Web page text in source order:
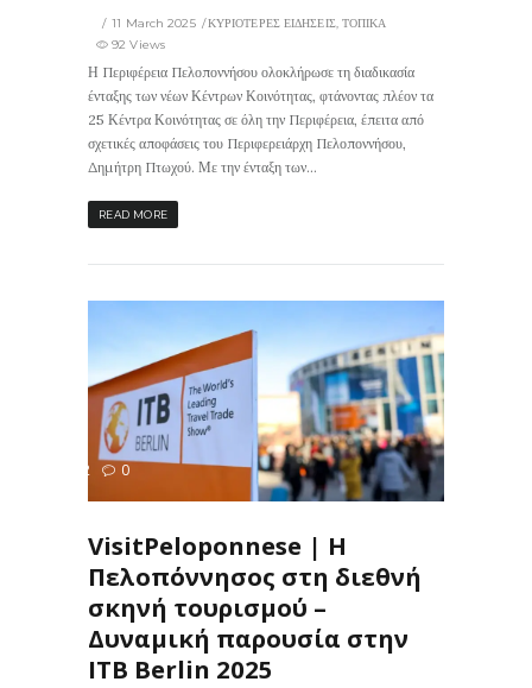
11 March 2025 ΚΥΡΙΟΤΕΡΕΣ ΕΙΔΗΣΕΙΣ, ΤΟΠΙΚΑ
92 Views
Η Περιφέρεια Πελοποννήσου ολοκλήρωσε τη διαδικασία
ένταξης των νέων Κέντρων Κοινότητας, φτάνοντας πλέον τα
25 Κέντρα Κοινότητας σε όλη την Περιφέρεια, έπειτα από
σχετικές αποφάσεις του Περιφερειάρχη Πελοποννήσου,
Δημήτρη Πτωχού. Με την ένταξη των...
READ MORE
132 0
VisitPeloponnese | Η
Πελοπόννησος στη διεθνή
σκηνή τουρισμού –
Δυναμική παρουσία στην
ITB Berlin 2025